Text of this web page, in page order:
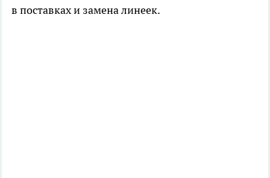
в поставках и замена линеек.